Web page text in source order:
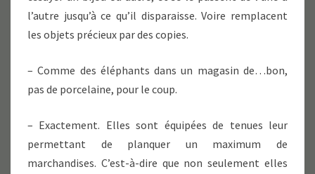
l’autre jusqu’à ce qu’il disparaisse. Voire remplacent
les objets précieux par des copies.
– Comme des éléphants dans un magasin de…bon,
pas de porcelaine, pour le coup.
– Exactement. Elles sont équipées de tenues leur
permettant de planquer un maximum de
marchandises. C’est-à-dire que non seulement elles